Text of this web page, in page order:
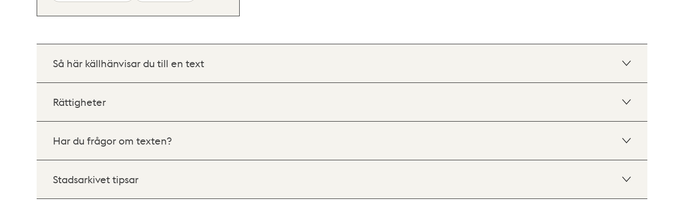
Så här källhänvisar du till en text
Rättigheter
Har du frågor om texten?
Stadsarkivet tipsar